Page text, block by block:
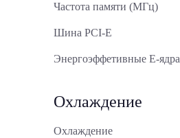
Частота памяти (МГц)
Шина PCI-E
Энергоэффетивные E-ядра
Охлаждение
Охлаждение